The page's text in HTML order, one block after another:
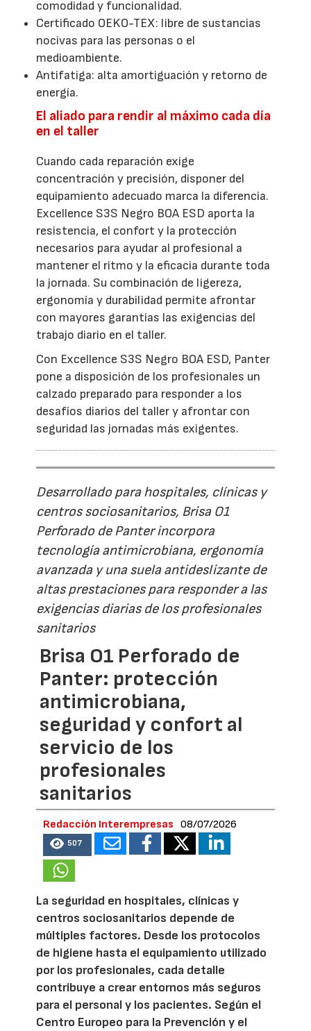
comodidad y funcionalidad.
Certificado OEKO-TEX: libre de sustancias
nocivas para las personas o el
medioambiente.
Antifatiga: alta amortiguación y retorno de
energía.
El aliado para rendir al máximo cada día
en el taller
Cuando cada reparación exige
concentración y precisión, disponer del
equipamiento adecuado marca la diferencia.
Excellence S3S Negro BOA ESD aporta la
resistencia, el confort y la protección
necesarios para ayudar al profesional a
mantener el ritmo y la eficacia durante toda
la jornada. Su combinación de ligereza,
ergonomía y durabilidad permite afrontar
con mayores garantías las exigencias del
trabajo diario en el taller.
Con Excellence S3S Negro BOA ESD, Panter
pone a disposición de los profesionales un
calzado preparado para responder a los
desafíos diarios del taller y afrontar con
seguridad las jornadas más exigentes.
Desarrollado para hospitales, clínicas y
centros sociosanitarios, Brisa O1
Perforado de Panter incorpora
tecnología antimicrobiana, ergonomía
avanzada y una suela antideslizante de
altas prestaciones para responder a las
exigencias diarias de los profesionales
sanitarios
Brisa O1 Perforado de
Panter: protección
antimicrobiana,
seguridad y confort al
servicio de los
profesionales
sanitarios
Redacción Interempresas 08/07/2026
507
La seguridad en hospitales, clínicas y
centros sociosanitarios depende de
múltiples factores. Desde los protocolos
de higiene hasta el equipamiento utilizado
por los profesionales, cada detalle
contribuye a crear entornos más seguros
para el personal y los pacientes. Según el
Centro Europeo para la Prevención y el